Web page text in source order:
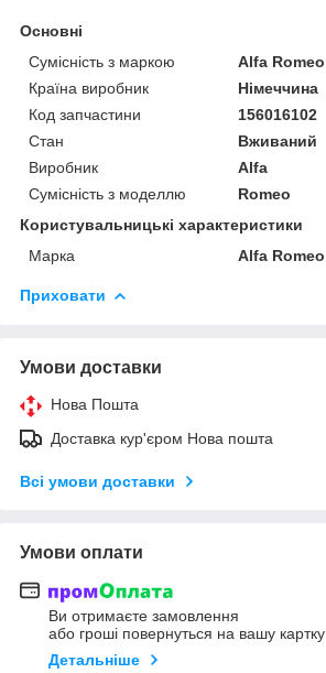
Основні
Сумісність з маркою
Alfa Romeo
Країна виробник
Німеччина
Код запчастини
156016102
Стан
Вживаний
Виробник
Alfa
Сумісність з моделлю
Romeo
Користувальницькі характеристики
Марка
Alfa Romeo
Приховати
Умови доставки
Нова Пошта
Доставка кур'єром Нова пошта
Всі умови доставки
Умови оплати
Ви отримаєте замовлення
або гроші повернуться на вашу картку
Детальніше